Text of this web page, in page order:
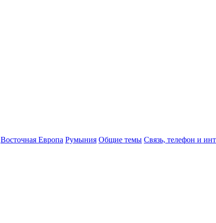
Восточная Европа Румыния Общие темы Связь, телефон и